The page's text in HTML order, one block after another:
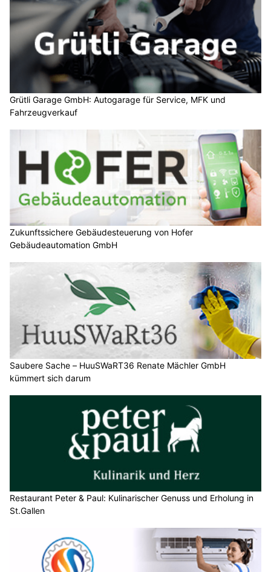
Grütli Garage GmbH: Autogarage für Service, MFK und
Fahrzeugverkauf
Zukunftssichere Gebäudesteuerung von Hofer
Gebäudeautomation GmbH
Saubere Sache – HuuSWaRT36 Renate Mächler GmbH
kümmert sich darum
Restaurant Peter & Paul: Kulinarischer Genuss und Erholung in
St.Gallen